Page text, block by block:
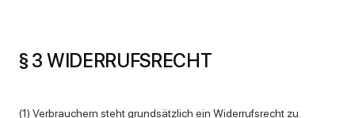
§ 3 WIDERRUFSRECHT
(1) Verbrauchern steht grundsätzlich ein Widerrufsrecht zu.